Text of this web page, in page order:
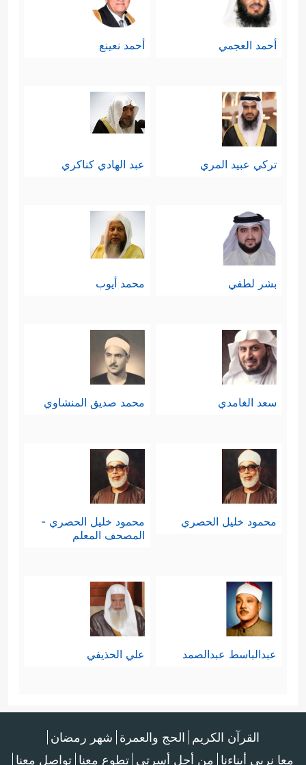
أحمد العجمي أحمد نعينع
تركي عبيد المري عبد الهادي كناكري
بشر لطفي محمد أيوب
سعد الغامدي محمد صديق المنشاوي
محمود خليل الحصري
محمود خليل الحصري -
المصحف المعلم
عبدالباسط عبدالصمد علي الحذيفي
القرآن الكريم الحج والعمرة شهر رمضان
معا نربي أبناءنا من أجل أسرتي تطوع معنا تواصل معنا